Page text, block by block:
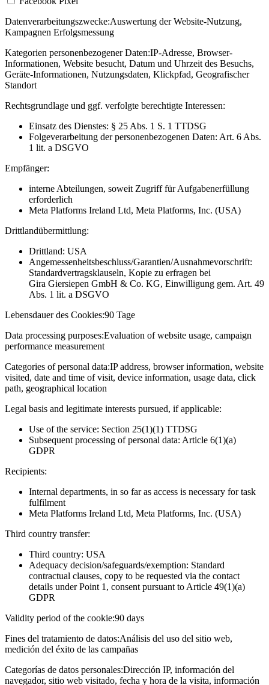
Datenverarbeitungszwecke:Auswertung der Website-Nutzung,
Kampagnen Erfolgsmessung
Kategorien personenbezogener Daten:IP-Adresse, Browser-
Informationen, Website besucht, Datum und Uhrzeit des Besuchs,
Geräte-Informationen, Nutzungsdaten, Klickpfad, Geografischer
Standort
Rechtsgrundlage und ggf. verfolgte berechtigte Interessen:
Einsatz des Dienstes: § 25 Abs. 1 S. 1 TTDSG
Folgeverarbeitung der personenbezogenen Daten: Art. 6 Abs.
1 lit. a DSGVO
Empfänger:
interne Abteilungen, soweit Zugriff für Aufgabenerfüllung
erforderlich
Meta Platforms Ireland Ltd, Meta Platforms, Inc. (USA)
Drittlandübermittlung:
Drittland: USA
Angemessenheitsbeschluss/Garantien/Ausnahmevorschrift:
Standardvertragsklauseln, Kopie zu erfragen bei
Gira Giersiepen GmbH & Co. KG, Einwilligung gem. Art. 49
Abs. 1 lit. a DSGVO
Lebensdauer des Cookies:90 Tage
Data processing purposes:Evaluation of website usage, campaign
performance measurement
Categories of personal data:IP address, browser information, website
visited, date and time of visit, device information, usage data, click
path, geographical location
Legal basis and legitimate interests pursued, if applicable:
Use of the service: Section 25(1)(1) TTDSG
Subsequent processing of personal data: Article 6(1)(a)
GDPR
Recipients:
Internal departments, in so far as access is necessary for task
fulfilment
Meta Platforms Ireland Ltd, Meta Platforms, Inc. (USA)
Third country transfer:
Third country: USA
Adequacy decision/safeguards/exemption: Standard
contractual clauses, copy to be requested via the contact
details under Point 1, consent pursuant to Article 49(1)(a)
GDPR
Validity period of the cookie:90 days
Fines del tratamiento de datos:Análisis del uso del sitio web,
medición del éxito de las campañas
Categorías de datos personales:Dirección IP, información del
navegador, sitio web visitado, fecha y hora de la visita, información